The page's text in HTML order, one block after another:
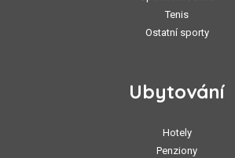
Tenis
Ostatní sporty
Ubytování
Hotely
Penziony